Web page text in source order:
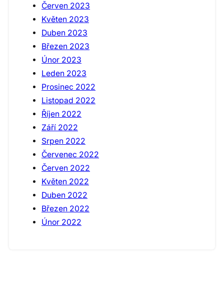
Červen 2023
Květen 2023
Duben 2023
Březen 2023
Únor 2023
Leden 2023
Prosinec 2022
Listopad 2022
Říjen 2022
Září 2022
Srpen 2022
Červenec 2022
Červen 2022
Květen 2022
Duben 2022
Březen 2022
Únor 2022